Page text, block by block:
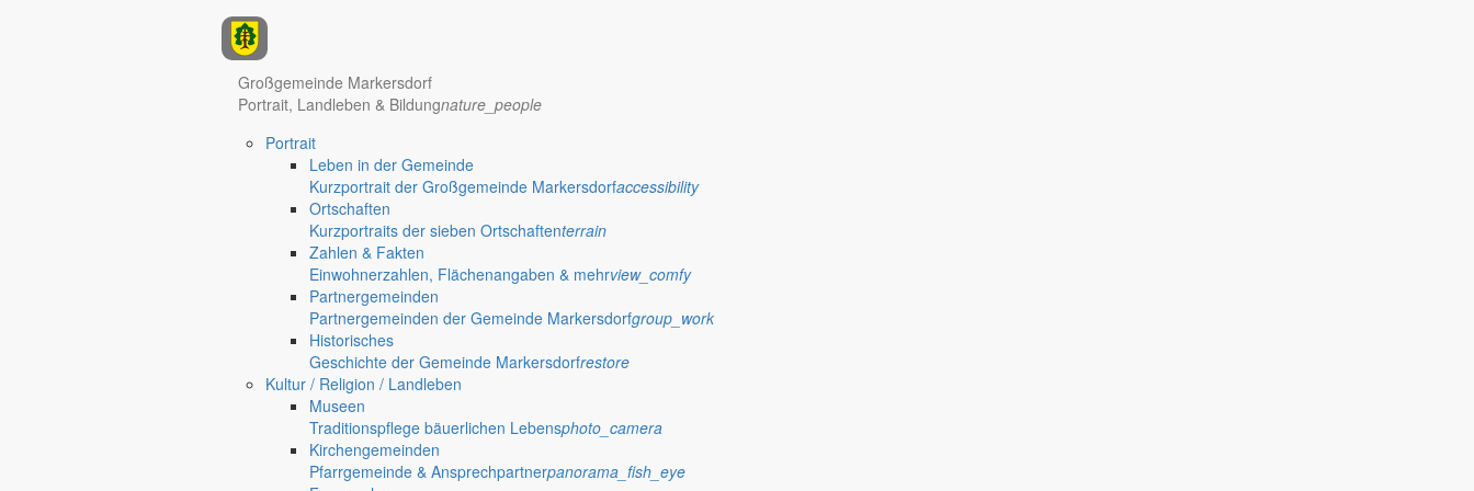
Hotel Nürnberg
Regional werben auf markersdorf.de! anzeigen@gemeinde-markersdorf.de
Großgemeinde Markersdorf
Portrait, Landleben & Bildungnature_people
Portrait
Leben in der Gemeinde
Kurzportrait der Großgemeinde Markersdorfaccessibility
Ortschaften
Kurzportraits der sieben Ortschaftenterrain
Zahlen & Fakten
Einwohnerzahlen, Flächenangaben & mehrview_comfy
Partnergemeinden
Partnergemeinden der Gemeinde Markersdorfgroup_work
Historisches
Geschichte der Gemeinde Markersdorfrestore
Kultur / Religion / Landleben
Museen
Traditionspflege bäuerlichen Lebensphoto_camera
Kirchengemeinden
Pfarrgemeinde & Ansprechpartnerpanorama_fish_eye
Deutsch-Paulsdorf
Jauernick-Buschbach